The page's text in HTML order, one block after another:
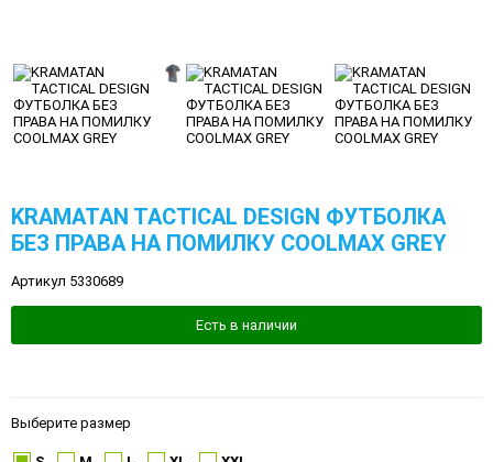
KRAMATAN TACTICAL DESIGN ФУТБОЛКА
БЕЗ ПРАВА НА ПОМИЛКУ COOLMAX GREY
Артикул 5330689
Есть в наличии
Выберите размер